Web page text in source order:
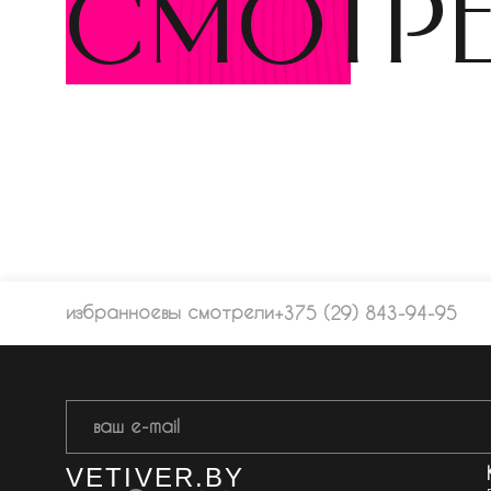
избранноевы смотрели+375 (29) 843-94-95
VETIVER.BY